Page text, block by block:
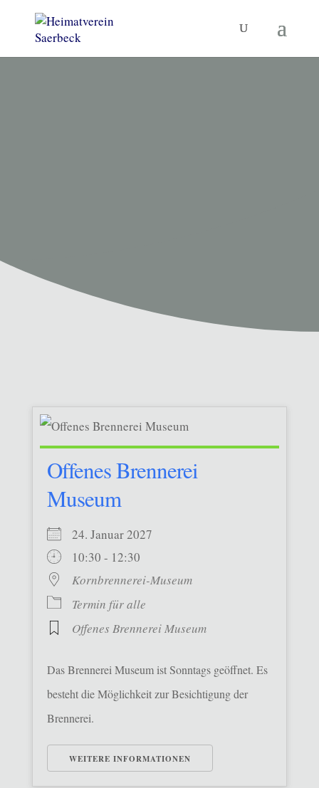
Offenes Brennerei
Museum
24. Januar 2027
10:30 - 12:30
Kornbrennerei-Museum
Termin für alle
Offenes Brennerei Museum
Das Brennerei Museum ist Sonntags geöffnet. Es
besteht die Möglichkeit zur Besichtigung der
Brennerei.
WEITERE INFORMATIONEN